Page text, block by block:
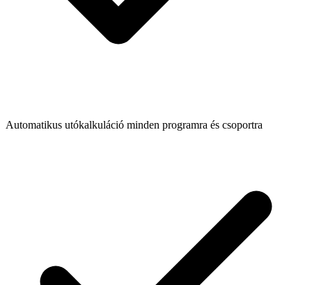
Automatikus utókalkuláció minden programra és csoportra